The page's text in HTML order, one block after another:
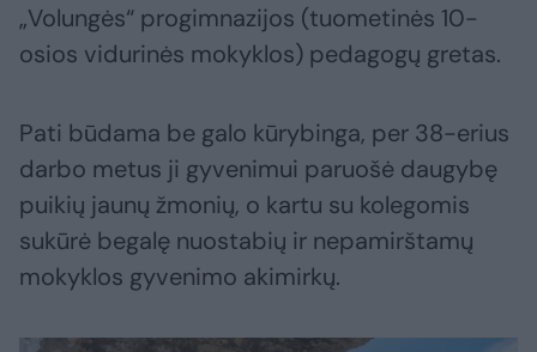
„Volungės“ progimnazijos (tuometinės 10-
osios vidurinės mokyklos) pedagogų gretas.
Pati būdama be galo kūrybinga, per 38-erius
darbo metus ji gyvenimui paruošė daugybę
puikių jaunų žmonių, o kartu su kolegomis
sukūrė begalę nuostabių ir nepamirštamų
mokyklos gyvenimo akimirkų.